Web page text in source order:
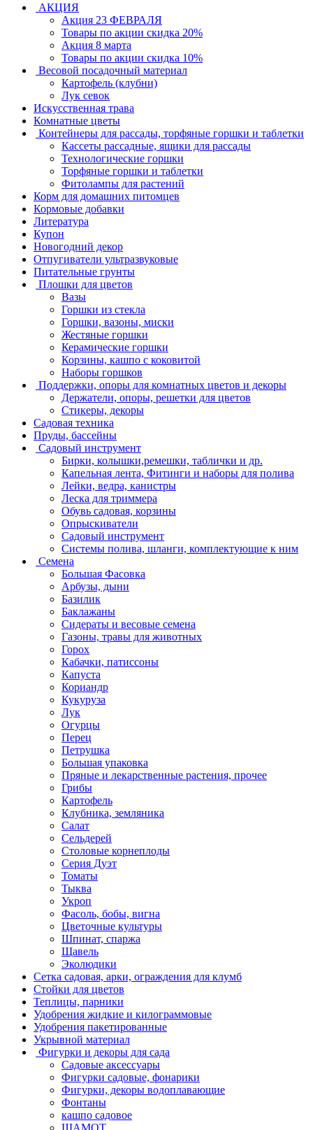
АКЦИЯ
Акция 23 ФЕВРАЛЯ
Товары по акции скидка 20%
Акция 8 марта
Товары по акции скидка 10%
Весовой посадочный материал
Картофель (клубни)
Лук севок
Искусственная трава
Комнатные цветы
Контейнеры для рассады, торфяные горшки и таблетки
Кассеты рассадные, ящики для рассады
Технологические горшки
Торфяные горшки и таблетки
Фитолампы для растений
Корм для домашних питомцев
Кормовые добавки
Литература
Купон
Новогодний декор
Отпугиватели ультразвуковые
Питательные грунты
Плошки для цветов
Вазы
Горшки из стекла
Горшки, вазоны, миски
Жестяные горшки
Керамические горшки
Корзины, кашпо с коковитой
Наборы горшков
Поддержки, опоры для комнатных цветов и декоры
Держатели, опоры, решетки для цветов
Стикеры, декоры
Садовая техника
Пруды, бассейны
Садовый инструмент
Бирки, колышки,ремешки, таблички и др.
Капельная лента, Фитинги и наборы для полива
Лейки, ведра, канистры
Леска для триммера
Обувь садовая, корзины
Опрыскиватели
Садовый инструмент
Системы полива, шланги, комплектующие к ним
Семена
Большая Фасовка
Арбузы, дыни
Базилик
Баклажаны
Сидераты и весовые семена
Газоны, травы для животных
Горох
Кабачки, патиссоны
Капуста
Кориандр
Кукуруза
Лук
Огурцы
Перец
Петрушка
Большая упаковка
Пряные и лекарственные растения, прочее
Грибы
Картофель
Клубника, земляника
Салат
Сельдерей
Столовые корнеплоды
Серия Дуэт
Томаты
Тыква
Укроп
Фасоль, бобы, вигна
Цветочные культуры
Шпинат, спаржа
Щавель
Эколюдики
Сетка садовая, арки, ограждения для клумб
Стойки для цветов
Теплицы, парники
Удобрения жидкие и килограммовые
Удобрения пакетированные
Укрывной материал
Фигурки и декоры для сада
Садовые аксессуары
Фигурки садовые, фонарики
Фигурки, декоры водоплавающие
Фонтаны
кашпо садовое
ШАМОТ